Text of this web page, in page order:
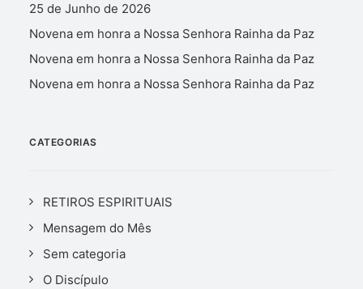
25 de Junho de 2026
Novena em honra a Nossa Senhora Rainha da Paz
Novena em honra a Nossa Senhora Rainha da Paz
Novena em honra a Nossa Senhora Rainha da Paz
CATEGORIAS
RETIROS ESPIRITUAIS
Mensagem do Mês
Sem categoria
O Discípulo